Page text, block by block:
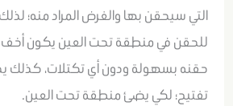
التي سيحقن بها والغرض المراد منه؛ لذلك
للحقن في منطقة تحت العين يكون أخف
حقنه بسهولة ودون أي تكتلات، كذلك
تفتيح؛ لكي يضئ منطقة تحت العين.